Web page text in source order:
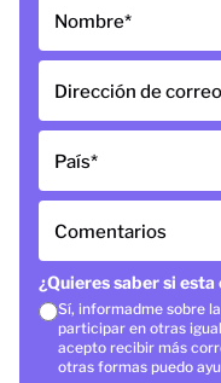
Nombre*
Dirección de
País*
Comentarios
¿Quieres saber si
Sí, informadme sobre
participar en otras
acepto recibir más
otras formas puedo